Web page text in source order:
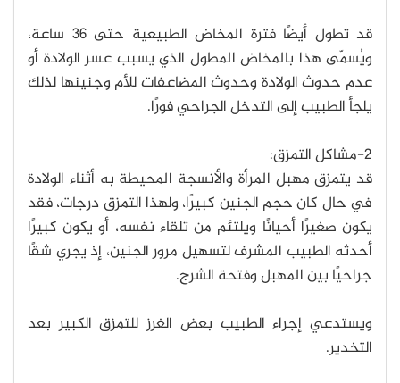
قد تطول أيضًا فترة المخاض الطبيعية حتى 36 ساعة،
ويُسمّى هذا بالمخاض المطول الذي يسبب عسر الولادة أو
عدم حدوث الولادة وحدوث المضاعفات للأم وجنينها لذلك
يلجأ الطبيب إلى التدخل الجراحي فورًا.
2-مشاكل التمزق:
قد يتمزق مهبل المرأة والأنسجة المحيطة به أثناء الولادة
في حال كان حجم الجنين كبيرًا، ولهذا التمزق درجات، فقد
يكون صغيرًا أحيانًا ويلتئم من تلقاء نفسه، أو يكون كبيرًا
أحدثه الطبيب المشرف لتسهيل مرور الجنين، إذ يجري شقًا
جراحيًا بين المهبل وفتحة الشرج.
ويستدعي إجراء الطبيب بعض الغرز للتمزق الكبير بعد
التخدير.